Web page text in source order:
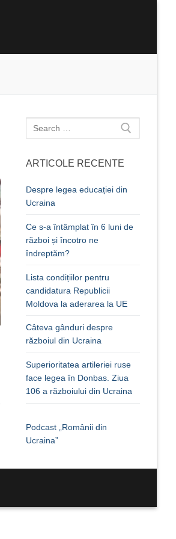
Caută
după:
ARTICOLE RECENTE
Despre legea educației din
Ucraina
Ce s-a întâmplat în 6 luni de
război și încotro ne
îndreptăm?
Lista condițiilor pentru
candidatura Republicii
Moldova la aderarea la UE
Câteva gânduri despre
războiul din Ucraina
Superioritatea artileriei ruse
face legea în Donbas. Ziua
106 a războiului din Ucraina
Podcast „Românii din
Ucraina”